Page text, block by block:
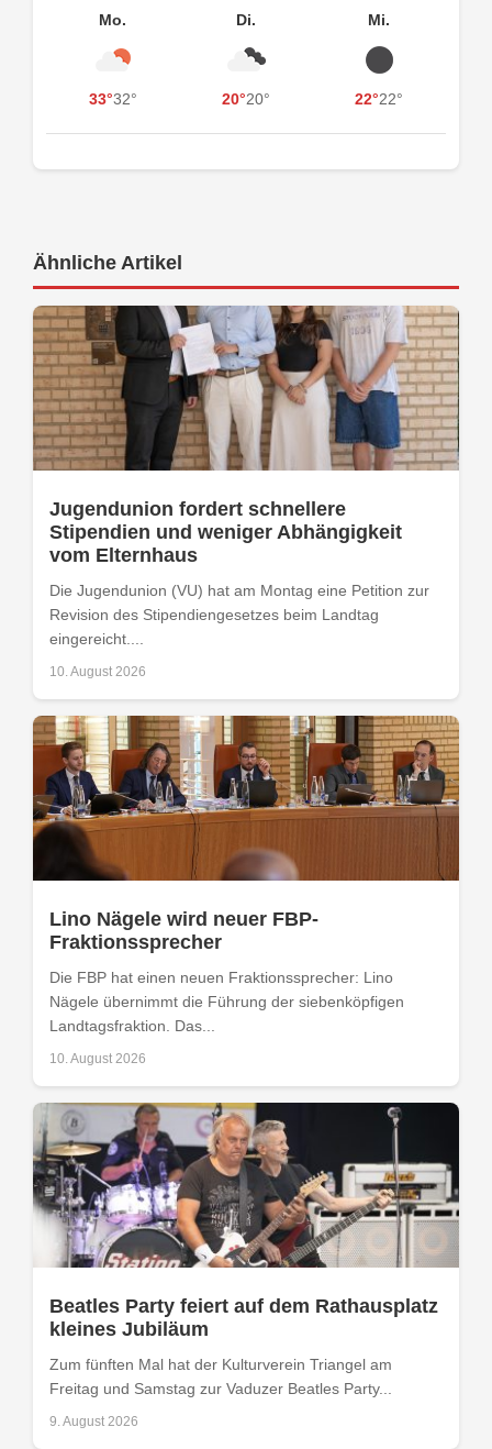
Mo.
33°32°
Di.
20°20°
Mi.
22°22°
Ähnliche Artikel
Jugendunion fordert schnellere
Stipendien und weniger Abhängigkeit
vom Elternhaus
Die Jugendunion (VU) hat am Montag eine Petition zur
Revision des Stipendiengesetzes beim Landtag
eingereicht....
10. August 2026
Lino Nägele wird neuer FBP-
Fraktionssprecher
Die FBP hat einen neuen Fraktionssprecher: Lino
Nägele übernimmt die Führung der siebenköpfigen
Landtagsfraktion. Das...
10. August 2026
Beatles Party feiert auf dem Rathausplatz
kleines Jubiläum
Zum fünften Mal hat der Kulturverein Triangel am
Freitag und Samstag zur Vaduzer Beatles Party...
9. August 2026